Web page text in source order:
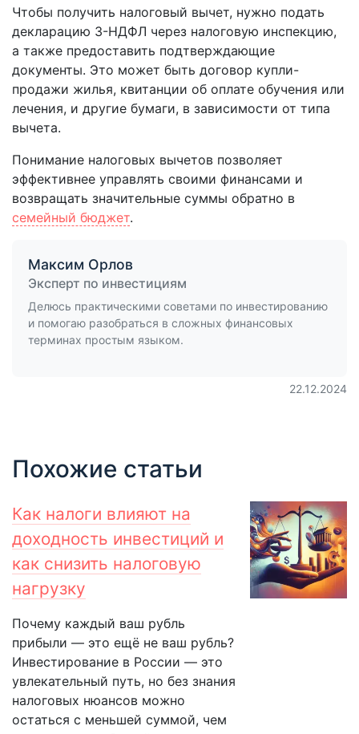
Чтобы получить налоговый вычет, нужно подать
декларацию 3-НДФЛ через налоговую инспекцию,
а также предоставить подтверждающие
документы. Это может быть договор купли-
продажи жилья, квитанции об оплате обучения или
лечения, и другие бумаги, в зависимости от типа
вычета.
Понимание налоговых вычетов позволяет
эффективнее управлять своими финансами и
возвращать значительные суммы обратно в
семейный бюджет.
Максим Орлов
Эксперт по инвестициям
Делюсь практическими советами по инвестированию
и помогаю разобраться в сложных финансовых
терминах простым языком.
22.12.2024
Похожие статьи
Как налоги влияют на
доходность инвестиций и
как снизить налоговую
нагрузку
Почему каждый ваш рубль
прибыли — это ещё не ваш рубль?
Инвестирование в России — это
увлекательный путь, но без знания
налоговых нюансов можно
остаться с меньшей суммой, чем